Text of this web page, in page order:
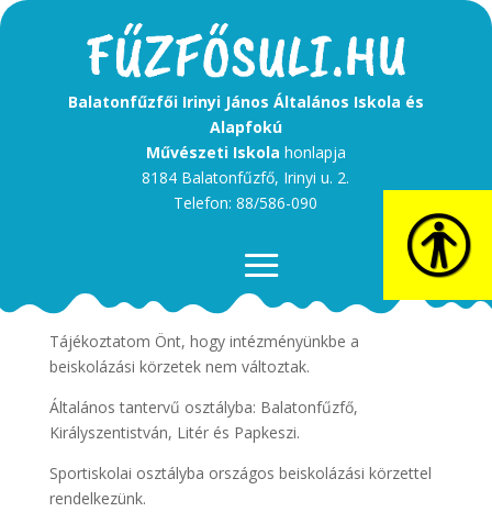
Balatonfűzfői Irinyi János Általános Iskola és
Alapfokú
Művészeti Iskola honlapja
8184 Balatonfűzfő, Irinyi u. 2.
Telefon: 88/586-090
Tisztelt Szülő!
Tájékoztatom Önt, hogy intézményünkbe a
beiskolázási körzetek nem változtak.
Általános tantervű osztályba: Balatonfűzfő,
Királyszentistván, Litér és Papkeszi.
Sportiskolai osztályba országos beiskolázási körzettel
rendelkezünk.